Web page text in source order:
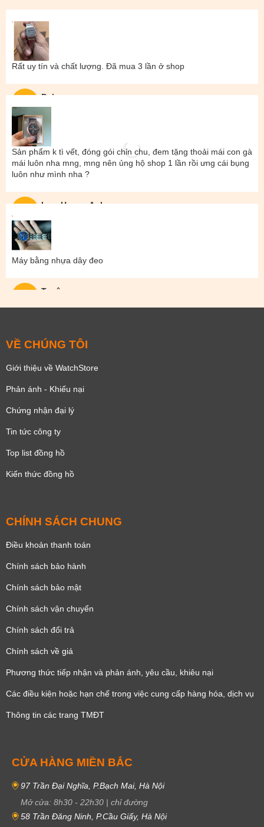
Đal
Rất uy tín và chất lượng. Đã mua 3 lần ở shop
Lam Hoang Anh
Sản phẩm k tì vết, đóng gói chỉn chu, đem tặng thoải mái con gà
mái luôn nha mng, mng nên ủng hộ shop 1 lần rồi ưng cái bụng
luôn như mình nha ?
Tuyên
Máy bằng nhựa dây đeo
VỀ CHÚNG TÔI
Giới thiệu về WatchStore
Phản ánh - Khiếu nại
Chứng nhận đại lý
Tin tức công ty
Top list đồng hồ
Kiến thức đồng hồ
CHÍNH SÁCH CHUNG
Điều khoản thanh toán
Chính sách bảo hành
Chính sách bảo mật
Chính sách vận chuyển
Chính sách đổi trả
Chính sách về giá
Phương thức tiếp nhận và phản ánh, yêu cầu, khiêu nại
Các điều kiện hoặc hạn chế trong việc cung cấp hàng hóa, dịch vụ
Thông tin các trang TMĐT
CỬA HÀNG MIỀN BẮC
97 Trần Đại Nghĩa, P.Bạch Mai, Hà Nội
Mở cửa: 8h30 - 22h30 | chỉ đường
58 Trần Đăng Ninh, P.Cầu Giấy, Hà Nội